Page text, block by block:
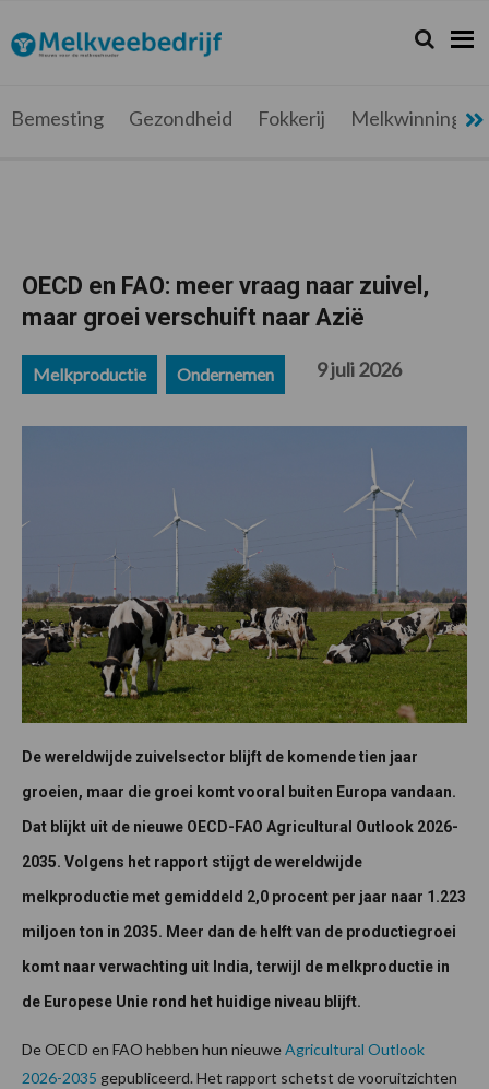
de
hoofdnavigatie
de
hoofd
de
eerste
de
voettekst
Melkveebedrijf.be
Nieuws
melkveehouder
Zoeken...
Zoek
Bemesting Gezondheid Fokkerij Melkwinning
OECD en FAO: meer vraag naar zuivel,
maar groei verschuift naar Azië
Melkproductie Ondernemen 9 juli 2026
De wereldwijde zuivelsector blijft de komende tien jaar
groeien, maar die groei komt vooral buiten Europa vandaan.
Dat blijkt uit de nieuwe OECD-FAO Agricultural Outlook 2026-
2035. Volgens het rapport stijgt de wereldwijde
melkproductie met gemiddeld 2,0 procent per jaar naar 1.223
miljoen ton in 2035. Meer dan de helft van de productiegroei
komt naar verwachting uit India, terwijl de melkproductie in
de Europese Unie rond het huidige niveau blijft.
De OECD en FAO hebben hun nieuweAgricultural Outlook
2026-2035 gepubliceerd. Het rapport schetst de vooruitzichten